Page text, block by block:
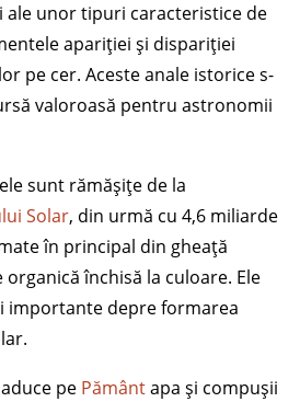
ale unor tipuri caracteristice de
apariției și dispariției
pe cer. Aceste anale istorice s-
valoroasă pentru astronomii
sunt rămășițe de la
Solar, din urmă cu 4,6 miliarde
în principal din gheață
închisă la culoare. Ele
importante depre formarea
pe Pământapa și compușii